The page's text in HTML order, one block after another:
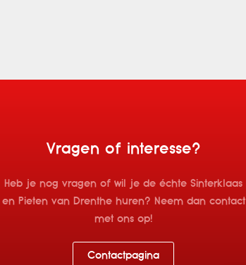
Vragen of interesse?
Heb je nog vragen of wil je de échte Sinterklaas
en Pieten van Drenthe huren? Neem dan contact
met ons op!
Contactpagina